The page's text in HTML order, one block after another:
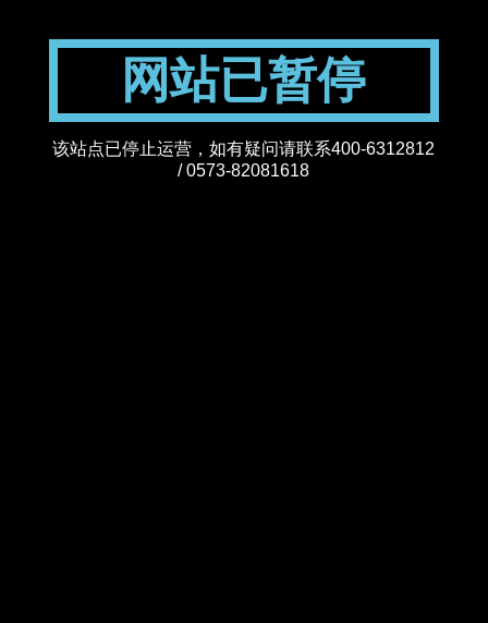
网站已暂停
该站点已停止运营，如有疑问请联系400-6312812
/ 0573-82081618